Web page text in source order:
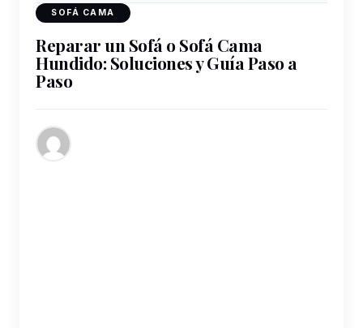
SOFÁ CAMA
Reparar un Sofá o Sofá Cama
Hundido: Soluciones y Guía Paso a
Paso